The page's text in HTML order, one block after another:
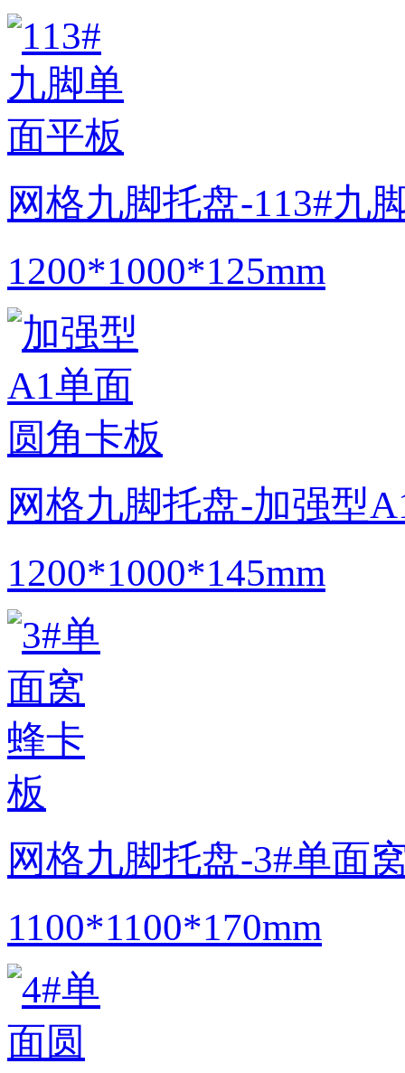
网格九脚托盘-113#九
1200*1000*125mm
网格九脚托盘-加强型
1200*1000*145mm
网格九脚托盘-3#单面
1100*1100*170mm